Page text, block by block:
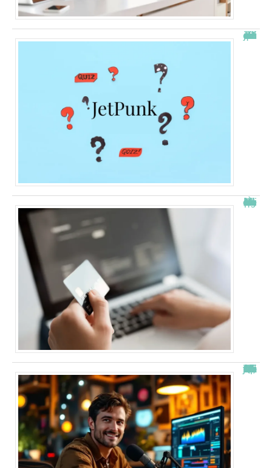
JetPunk : le meilleur site de quiz et de jeux !
À quelle heure les virements bancaires passent Crédit Agricole ?
“Alexis Morel, journaliste : Qui est le fils de Apolline de Malherbe ?”